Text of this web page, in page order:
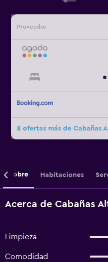
Proveedor
8 ofertas más de Cabañas
Sobre Habitaciones
Acerca de Cabañas
Limpieza
Comodidad